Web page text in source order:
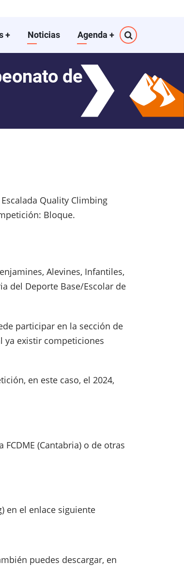
+ Noticias Agenda +
de
Quality Climbing
Bloque.
Alevines, Infantiles,
del Deporte Base/Escolar de
participar en la sección de
ya existir competiciones
en este caso, el 2024,
(Cantabria) o de otras
en el enlace siguiente
puedes descargar, en